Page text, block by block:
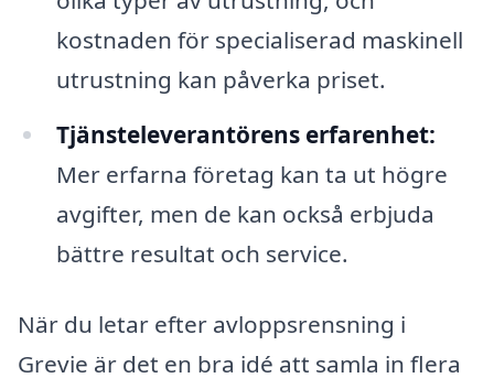
kostnaden för specialiserad maskinell
utrustning kan påverka priset.
Tjänsteleverantörens erfarenhet:
Mer erfarna företag kan ta ut högre
avgifter, men de kan också erbjuda
bättre resultat och service.
När du letar efter avloppsrensning i
Grevie är det en bra idé att samla in flera